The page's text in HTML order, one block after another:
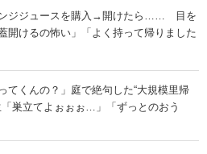
ンジジュースを購入→開けたら…… 目を
開けるの怖い」「よく持って帰りました
てくんの？」庭で絶句した“大規模里帰
「巣立てよぉぉぉ…」「ずっとのおう